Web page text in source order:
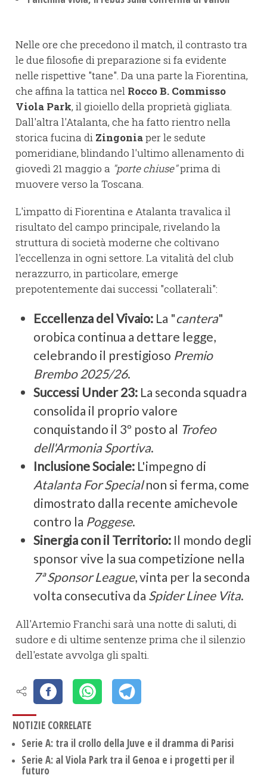
Nelle ore che precedono il match, il contrasto tra
le due filosofie di preparazione si fa evidente
nelle rispettive "tane". Da una parte la Fiorentina,
che affina la tattica nel Rocco B. Commisso
Viola Park, il gioiello della proprietà gigliata.
Dall'altra l'Atalanta, che ha fatto rientro nella
storica fucina di Zingoniaper le sedute
pomeridiane, blindando l'ultimo allenamento di
giovedì 21 maggio a "porte chiuse"prima di
muovere verso la Toscana.
L'impatto di Fiorentina e Atalanta travalica il
risultato del campo principale, rivelando la
struttura di società moderne che coltivano
l'eccellenza in ogni settore. La vitalità del club
nerazzurro, in particolare, emerge
prepotentemente dai successi "collaterali":
Eccellenza del Vivaio: La "cantera"
orobica continua a dettare legge,
celebrando il prestigioso Premio
Brembo 2025/26.
Successi Under 23: La seconda squadra
consolida il proprio valore
conquistando il 3º posto al Trofeo
dell'Armonia Sportiva.
Inclusione Sociale: L'impegno di
Atalanta For Specialnon si ferma, come
dimostrato dalla recente amichevole
contro la Poggese.
Sinergia con il Territorio: Il mondo degli
sponsor vive la sua competizione nella
7ª Sponsor League, vinta per la seconda
volta consecutiva da Spider Linee Vita.
All'Artemio Franchi sarà una notte di saluti, di
sudore e di ultime sentenze prima che il silenzio
dell'estate avvolga gli spalti.
NOTIZIE CORRELATE
​Serie A: tra il crollo della Juve e il dramma di Parisi
Serie A: al Viola Park tra il Genoa e i progetti per il
futuro